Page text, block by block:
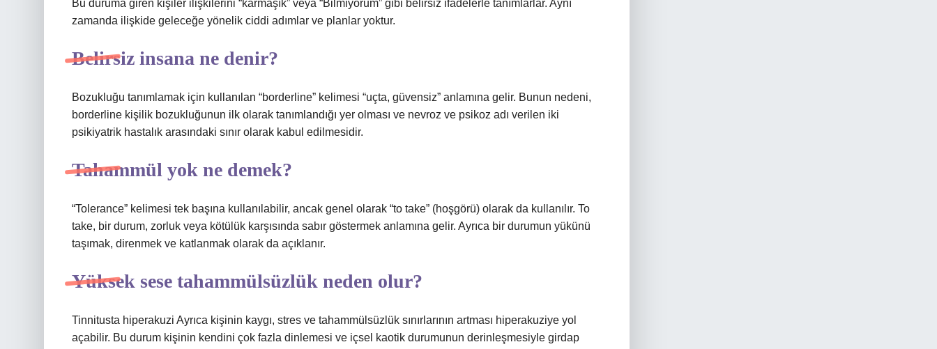
Bu duruma giren kişiler ilişkilerini “karmaşık” veya “Bilmiyorum” gibi belirsiz ifadelerle tanımlarlar. Aynı
zamanda ilişkide geleceğe yönelik ciddi adımlar ve planlar yoktur.
Belirsiz insana ne denir?
Bozukluğu tanımlamak için kullanılan “borderline” kelimesi “uçta, güvensiz” anlamına gelir. Bunun nedeni,
borderline kişilik bozukluğunun ilk olarak tanımlandığı yer olması ve nevroz ve psikoz adı verilen iki
psikiyatrik hastalık arasındaki sınır olarak kabul edilmesidir.
Tahammül yok ne demek?
“Tolerance” kelimesi tek başına kullanılabilir, ancak genel olarak “to take” (hoşgörü) olarak da kullanılır. To
take, bir durum, zorluk veya kötülük karşısında sabır göstermek anlamına gelir. Ayrıca bir durumun yükünü
taşımak, direnmek ve katlanmak olarak da açıklanır.
Yüksek sese tahammülsüzlük neden olur?
Tinnitusta hiperakuzi Ayrıca kişinin kaygı, stres ve tahammülsüzlük sınırlarının artması hiperakuziye yol
açabilir. Bu durum kişinin kendini çok fazla dinlemesi ve içsel kaotik durumunun derinleşmesiyle girdap